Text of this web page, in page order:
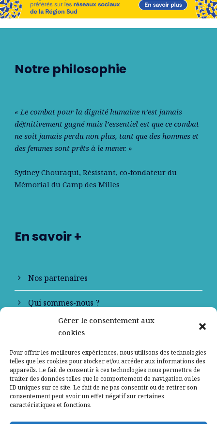
Gérer le consentement aux
cookies
Pour offrir les meilleures expériences, nous utilisons des technologies
telles que les cookies pour stocker et/ou accéder aux informations des
appareils. Le fait de consentir à ces technologies nous permettra de
traiter des données telles que le comportement de navigation ou les
ID uniques sur ce site. Le fait de ne pas consentir ou de retirer son
consentement peut avoir un effet négatif sur certaines
caractéristiques et fonctions.
Notre philosophie
« Le combat pour la dignité humaine n’est jamais
déﬁnitivement gagné mais l’essentiel est que ce combat
ne soit jamais perdu non plus, tant que des hommes et
des femmes sont prêts à le mener. »
Sydney Chouraqui, Résistant, co-fondateur du
Mémorial du Camp des Milles
En savoir +
Nos partenaires
Qui sommes-nous ?
Contactez-nous
Mentions légales
Politique de confidentialité